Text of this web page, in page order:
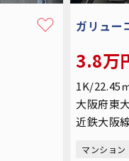
ガリュー
3.8万
1K/22.45
大阪府東
近鉄大阪
マンション